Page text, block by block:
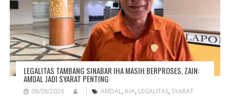
LEGALITAS TAMBANG SINABAR IHA MASIH BERPROSES, ZAIN:
AMDAL JADI SYARAT PENTING
08/08/2026 AMDAL, IHA, LEGALITAS, SYARAT